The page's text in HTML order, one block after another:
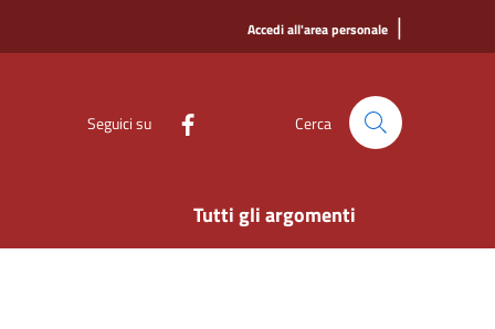
Accedi all'area personale |
Seguici su Cerca
Tutti gli argomenti